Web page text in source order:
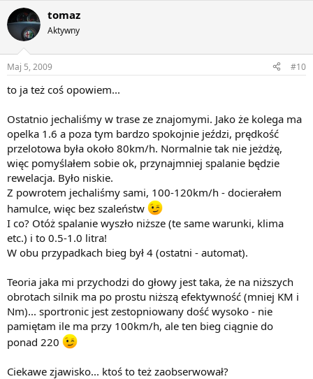
tomaz
Aktywny
Maj 5, 2009 #10
to ja też coś opowiem...
Ostatnio jechaliśmy w trase ze znajomymi. Jako że kolega ma
opelka 1.6 a poza tym bardzo spokojnie jeździ, prędkość
przelotowa była około 80km/h. Normalnie tak nie jeżdżę,
więc pomyślałem sobie ok, przynajmniej spalanie będzie
rewelacja. Było niskie.
Z powrotem jechaliśmy sami, 100-120km/h - docierałem
hamulce, więc bez szaleństw
I co? Otóż spalanie wyszło niższe (te same warunki, klima
etc.) i to 0.5-1.0 litra!
W obu przypadkach bieg był 4 (ostatni - automat).
Teoria jaka mi przychodzi do głowy jest taka, że na niższych
obrotach silnik ma po prostu niższą efektywność (mniej KM i
Nm)... sportronic jest zestopniowany dość wysoko - nie
pamiętam ile ma przy 100km/h, ale ten bieg ciągnie do
ponad 220
Ciekawe zjawisko... ktoś to też zaobserwował?